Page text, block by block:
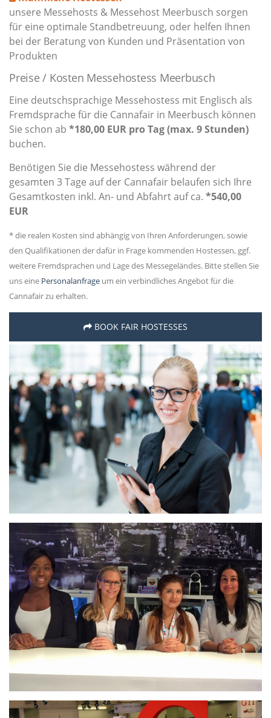
unsere Messehosts & Messehost Meerbusch sorgen
für eine optimale Standbetreuung, oder helfen Ihnen
bei der Beratung von Kunden und Präsentation von
Produkten
Preise / Kosten Messehostess Meerbusch
Eine deutschsprachige Messehostess mit Englisch als
Fremdsprache für die Cannafair in Meerbusch können
Sie schon ab *180,00 EUR pro Tag (max. 9 Stunden)
buchen.
Benötigen Sie die Messehostess während der
gesamten 3 Tage auf der Cannafair belaufen sich Ihre
Gesamtkosten inkl. An- und Abfahrt auf ca. *540,00
EUR
* die realen Kosten sind abhängig von Ihren Anforderungen, sowie
den Qualifikationen der dafür in Frage kommenden Hostessen, ggf.
weitere Fremdsprachen und Lage des Messegeländes. Bitte stellen Sie
uns eine Personalanfrage um ein verbindliches Angebot für die
Cannafair zu erhalten.
BOOK FAIR HOSTESSES